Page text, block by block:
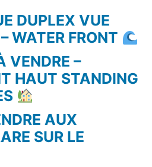
DUPLEX VUE
WATER FRONT
VENDRE –
HAUT STANDING
AUX
SUR LE